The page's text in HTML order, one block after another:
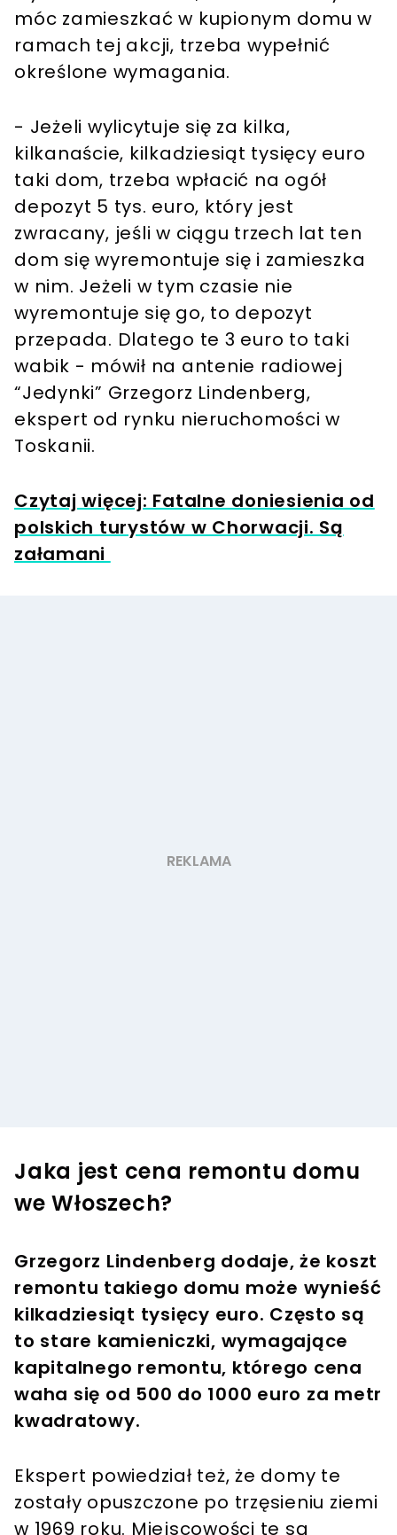
móc zamieszkać w kupionym domu w
ramach tej akcji, trzeba wypełnić
określone wymagania.
- Jeżeli wylicytuje się za kilka,
kilkanaście, kilkadziesiąt tysięcy euro
taki dom, trzeba wpłacić na ogół
depozyt 5 tys. euro, który jest
zwracany, jeśli w ciągu trzech lat ten
dom się wyremontuje się i zamieszka
w nim. Jeżeli w tym czasie nie
wyremontuje się go, to depozyt
przepada. Dlatego te 3 euro to taki
wabik - mówił na antenie radiowej
“Jedynki” Grzegorz Lindenberg,
ekspert od rynku nieruchomości w
Toskanii.
Czytaj więcej: Fatalne doniesienia od
polskich turystów w Chorwacji. Są
załamani
Jaka jest cena remontu domu
we Włoszech?
Grzegorz Lindenberg dodaje, że koszt
remontu takiego domu może wynieść
kilkadziesiąt tysięcy euro. Często są
to stare kamieniczki, wymagające
kapitalnego remontu, którego cena
waha się od 500 do 1000 euro za metr
kwadratowy.
Ekspert powiedział też, że domy te
zostały opuszczone po trzęsieniu ziemi
w 1969 roku. Miejscowości te są